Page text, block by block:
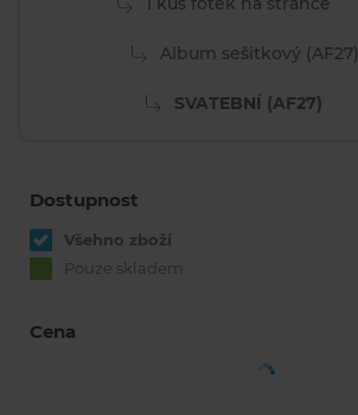
Album sešitkový (AF27)
SVATEBNÍ (AF27)
Dostupnost
Všehno zboží
Pouze skladem
Cena